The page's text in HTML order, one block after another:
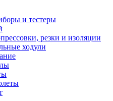
и тестеры
резки и изоляции
ходули